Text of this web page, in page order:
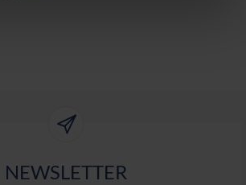
NEWSLETTER